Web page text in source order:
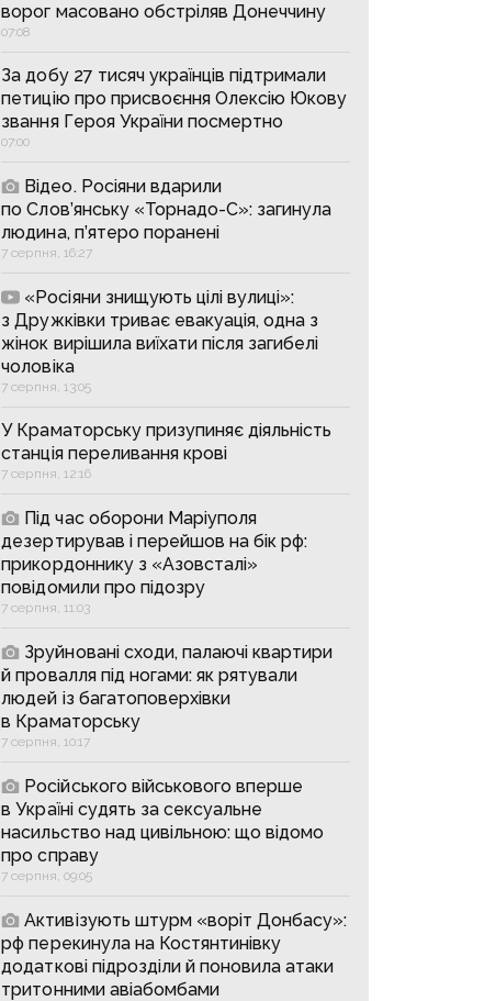
ворог масовано обстріляв Донеччину
07:08
За добу 27 тисяч українців підтримали
петицію про присвоєння Олексію Юкову
звання Героя України посмертно
07:00
Відео. Росіяни вдарили
по Слов’янську «Торнадо-С»: загинула
людина, п’ятеро поранені
7 серпня, 16:27
«Росіяни знищують цілі вулиці»:
з Дружківки триває евакуація, одна з
жінок вирішила виїхати після загибелі
чоловіка
7 серпня, 13:05
У Краматорську призупиняє діяльність
станція переливання крові
7 серпня, 12:16
Під час оборони Маріуполя
дезертирував і перейшов на бік рф:
прикордоннику з «Азовсталі»
повідомили про підозру
7 серпня, 11:03
Зруйновані сходи, палаючі квартири
й провалля під ногами: як рятували
людей із багатоповерхівки
в Краматорську
7 серпня, 10:17
Російського військового вперше
в Україні судять за сексуальне
насильство над цивільною: що відомо
про справу
7 серпня, 09:05
Активізують штурм «воріт Донбасу»:
рф перекинула на Костянтинівку
додаткові підрозділи й поновила атаки
тритонними авіабомбами